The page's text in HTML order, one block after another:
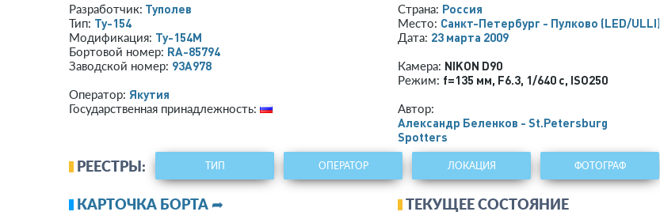
Разработчик: Туполев
Тип: Ту-154
Модификация: Ту-154М
Бортовой номер: RA-85794
Заводской номер: 93A978
Оператор: Якутия
Государственная принадлежность:
Страна: Россия
Место: Санкт-Петербург - Пулково (LED/ULLI)
Дата: 23 марта 2009
Камера: NIKON D90
Режим: f=135 мм, F6.3, 1/640 с, ISO250
Автор:
Александр Беленков - St.Petersburg
Spotters
РЕЕСТРЫ: ТИП ОПЕРАТОР ЛОКАЦИЯ ФОТОГРАФ
КАРТОЧКА БОРТА ➦ ТЕКУЩЕЕ СОСТОЯНИЕ